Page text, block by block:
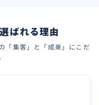
ばれる理由
「集客」と「成果」にこだ